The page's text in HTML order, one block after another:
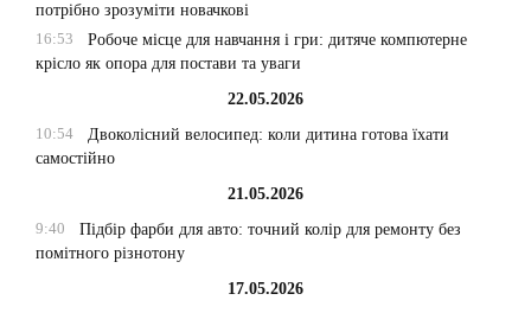
потрібно зрозуміти новачкові
16:53
Робоче місце для навчання і гри: дитяче компютерне
крісло як опора для постави та уваги
22.05.2026
10:54
Двоколісний велосипед: коли дитина готова їхати
самостійно
21.05.2026
9:40
Підбір фарби для авто: точний колір для ремонту без
помітного різнотону
17.05.2026